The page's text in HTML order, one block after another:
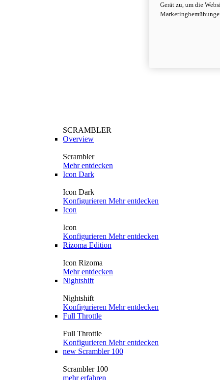
SCRAMBLER
Overview
Scrambler
Mehr entdecken
Icon Dark
Icon Dark
Konfigurieren Mehr entdecken
Icon
Icon
Konfigurieren Mehr entdecken
Rizoma Edition
Icon Rizoma
Mehr entdecken
Nightshift
Nightshift
Konfigurieren Mehr entdecken
Full Throttle
Full Throttle
Konfigurieren Mehr entdecken
new Scrambler 100
Scrambler 100
mehr erfahren
Gerät zu, um die